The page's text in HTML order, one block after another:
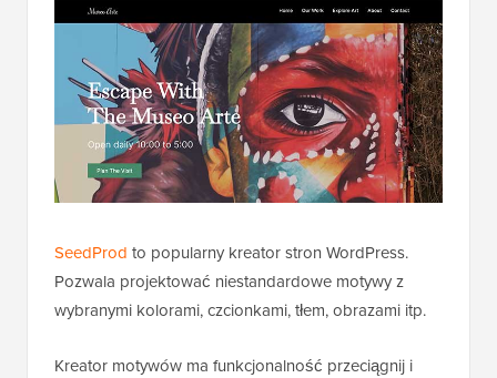
SeedProd to popularny kreator stron WordPress.
Pozwala projektować niestandardowe motywy z
wybranymi kolorami, czcionkami, tłem, obrazami itp.
Kreator motywów ma funkcjonalność przeciągnij i